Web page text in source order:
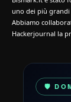
uno dei più
Abbiamo
Hackerjournal la
🛡️